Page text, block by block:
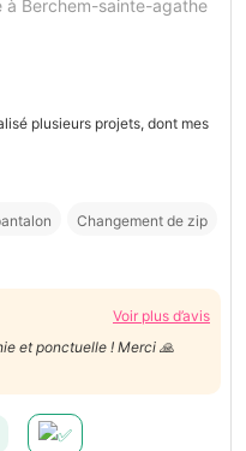
à Berchem-sainte-agathe
plusieurs projets, dont mes
Changement de zip
Voir plus d’avis
et ponctuelle ! Merci 🙏